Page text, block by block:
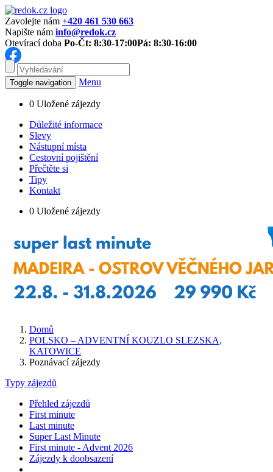
Zavolejte nám +420 461 530 663
Napište nám info@redok.cz
Otevírací doba Po-Čt: 8:30-17:00Pá: 8:30-16:00
Toggle navigation Menu
0 Uložené zájezdy
Důležité informace
Slevy
Nástupní místa
Cestovní pojištění
Přečtěte si
Tipy
Kontakt
0 Uložené zájezdy
Domů
POLSKO – ADVENTNÍ KOUZLO SLEZSKA,
KATOWICE
Poznávací zájezdy
Typy zájezdů
Přehled zájezdů
First minute
Last minute
Super Last Minute
First minute - Advent 2026
Zájezdy k doobsazení